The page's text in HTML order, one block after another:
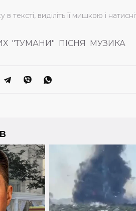
виділіть її мишкою і
"ТУМАНИ" ПІСНЯ МУЗИКА